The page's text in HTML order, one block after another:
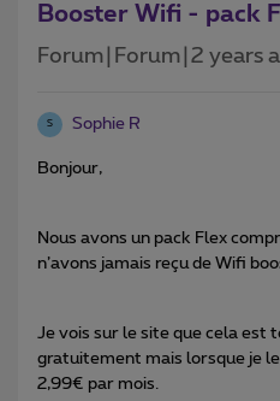
Booster Wifi - pack
Forum|Forum|2 years
S Sophie R
Bonjour,
Nous avons un pack Flex
n’avons jamais reçu de Wifi
Je vois sur le site que cela est
gratuitement mais lorsque je
2,99€ par mois.